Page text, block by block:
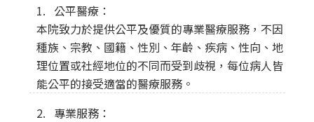
1. 公平醫療：
本院致力於提供公平及優質的專業醫療服務，不因
種族、宗教、國籍、性別、年齡、疾病、性向、地
理位置或社經地位的不同而受到歧視，每位病人皆
能公平的接受適當的醫療服務。
2. 專業服務：